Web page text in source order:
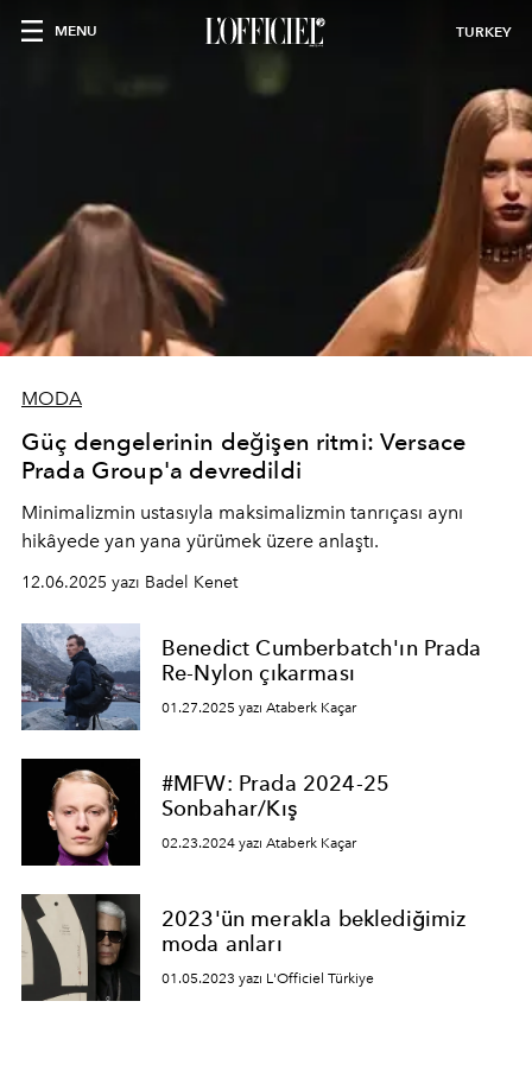
MENU TURKEY
MODA
Güç dengelerinin değişen ritmi: Versace
Prada Group'a devredildi
Minimalizmin ustasıyla maksimalizmin tanrıçası aynı
hikâyede yan yana yürümek üzere anlaştı.
12.06.2025 yazı Badel Kenet
Benedict Cumberbatch'ın Prada
Re-Nylon çıkarması
01.27.2025 yazı Ataberk Kaçar
#MFW: Prada 2024-25
Sonbahar/Kış
02.23.2024 yazı Ataberk Kaçar
2023'ün merakla beklediğimiz
moda anları
01.05.2023 yazı L'Officiel Türkiye